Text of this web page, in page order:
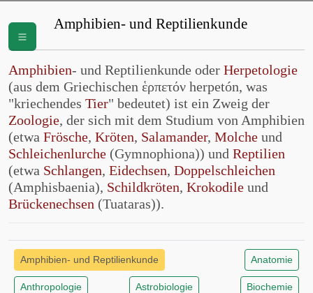
Amphibien- und Reptilienkunde
Amphibien- und Reptilienkunde oder Herpetologie
(aus dem Griechischen ἑρπετόν herpetón, was
"kriechendes Tier" bedeutet) ist ein Zweig der
Zoologie, der sich mit dem Studium von Amphibien
(etwa Frösche, Kröten, Salamander, Molche und
Schleichenlurche (Gymnophiona)) und Reptilien
(etwa Schlangen, Eidechsen, Doppelschleichen
(Amphisbaenia), Schildkröten, Krokodile und
Brückenechsen (Tuataras)).
Amphibien- und Reptilienkunde Anatomie
Anthropologie Astrobiologie Biochemie